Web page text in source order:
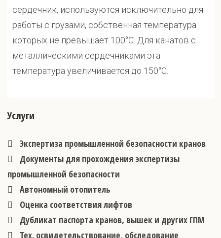
сердечник, используются исключительно для
работы с грузами, собственная температура
которых не превышает 100°С. Для канатов с
металлическими сердечниками эта
температура увеличивается до 150°С.
Услуги
Экспертиза промышленной безопасности кранов
Документы для прохождения экспертизы
промышленной безопасности
Автономный отопитель
Оценка соответствия лифтов
Дубликат паспорта кранов, вышек и других ГПМ
Тех. освидетельствование, обследование